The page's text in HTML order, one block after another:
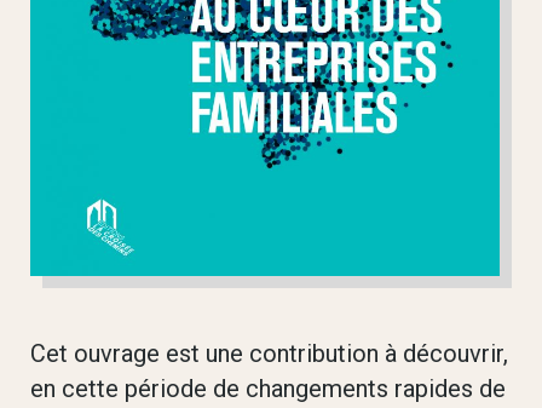
Cet ouvrage est une contribution à découvrir,
en cette période de changements rapides de